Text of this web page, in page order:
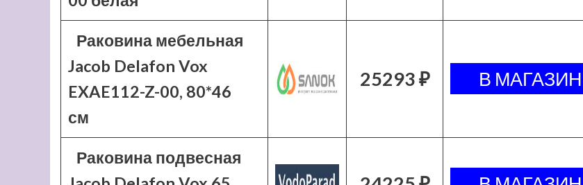
Раковина мебельная
Jacob Delafon Vox
EXAE112-Z-00, 80*46
см
25293 ₽
Раковина подвесная